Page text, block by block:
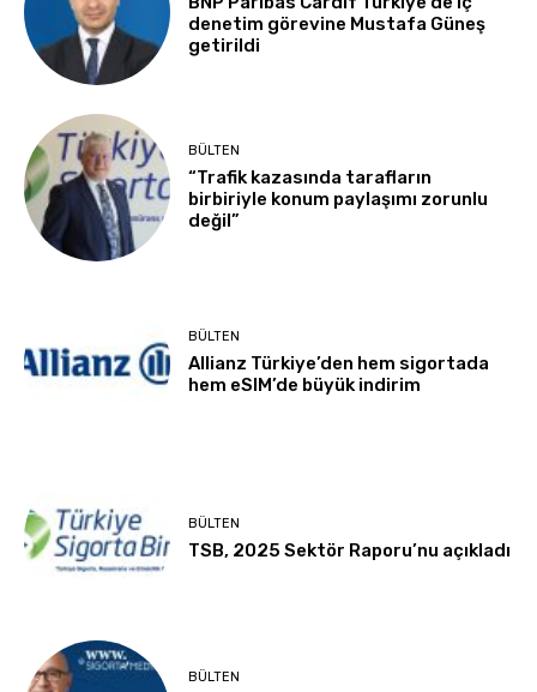
denetim görevine Mustafa Güneş
getirildi
BÜLTEN
“Trafik kazasında tarafların
birbiriyle konum paylaşımı zorunlu
değil”
BÜLTEN
Allianz Türkiye’den hem sigortada
hem eSIM’de büyük indirim
BÜLTEN
TSB, 2025 Sektör Raporu’nu açıkladı
BÜLTEN